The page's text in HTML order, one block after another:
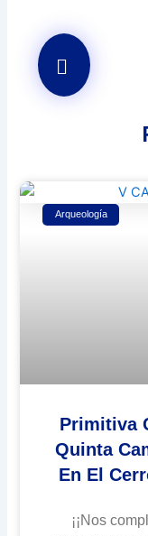
Arqueología
Primitiva
Quinta
En El
¡¡Nos